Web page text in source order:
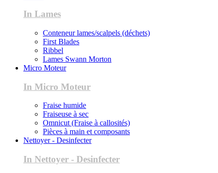
In Lames
Conteneur lames/scalpels (déchets)
First Blades
Ribbel
Lames Swann Morton
Micro Moteur
In Micro Moteur
Fraise humide
Fraiseuse à sec
Omnicut (Fraise à callosités)
Pièces à main et composants
Nettoyer - Desinfecter
In Nettoyer - Desinfecter